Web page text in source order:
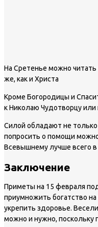
На Сретенье можно
же, как и Христа
Кроме Богородицы и
к Николаю Чудотворцу
Силой обладают не
попросить о помощи
Всевышнему лучше всего
Заключение
Приметы на 15 февраля
приумножить богатство
укрепить здоровье.
можно и нужно, поскольку